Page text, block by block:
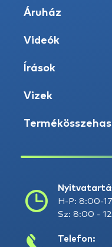
Áruház
Videók
Írások
Vizek
H-P: 8:00-
Sz: 8:00 -
Telefon: